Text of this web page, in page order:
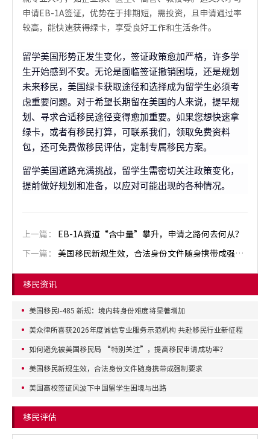
申请EB-1A签证，优势在于排期短，需投资，且申请通过率
较高，能快速获得绿卡，享受良好工作和生活条件。
留学美国形势正发生变化，签证政策愈加严格，许多学
生开始感到不安。无论是面临签证撤销困境，还是规划
未来移民，美国绿卡获取途径和选择成为留学生必须考
虑重要问题。对于希望长期留在美国的人来说，提早规
划、寻求合适移民途径变得愈加重要。如果您想快速拿
绿卡，或者有移民打算，可联系我们，领取免费资料
包，还可免费做移民评估，定制专属移民方案。
留学美国道路充满挑战，留学生需密切关注政策变化，
提前做好规划和准备，以应对可能出现的各种情况。
上一篇： EB-1A赛道“含中量”攀升，申请之路何去何从？
下一篇： 美国移民新规生效，合法身份文件随身携带成强制要求
移民资讯
美国移民I-485 新规：境内转身份难度将显著增加
美众律所喜获2026年度诚信专业服务示范机构 共赴移民行业新征程
如何避免被美国移民局 “特别关注”，提高移民申请成功率？
美国移民新规生效，合法身份文件随身携带成强制要求
美国高校签证风波下中国留学生困境与出路
移民评估